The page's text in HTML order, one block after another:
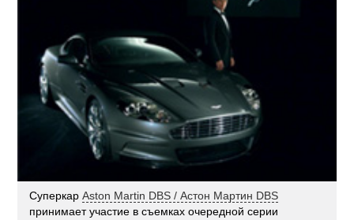
СуперкарAston Martin DBS / Астон Мартин DBS
принимает участие в съемках очередной серии